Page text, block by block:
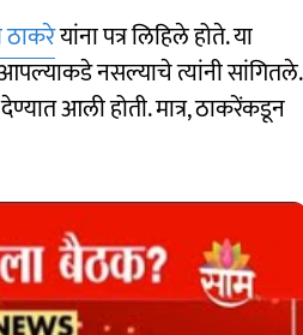
ठाकरेयांना पत्र लिहिले होते. या
आपल्याकडे नसल्याचे त्यांनी सांगितले.
देण्यात आली होती. मात्र, ठाकरेंकडून